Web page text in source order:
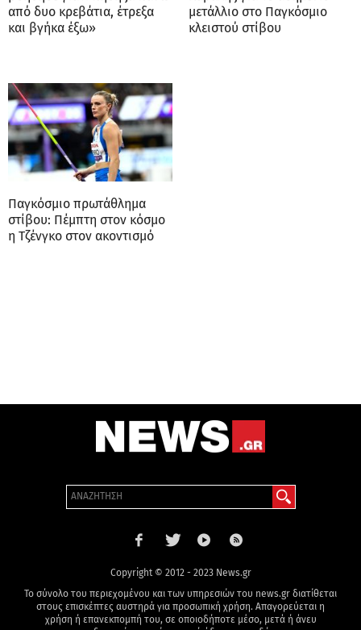
από δυο κρεβάτια, έτρεξα
και βγήκα έξω»
μετάλλιο στο Παγκόσμιο
κλειστού στίβου
Παγκόσμιο πρωτάθλημα
στίβου: Πέμπτη στον κόσμο
η Τζένγκο στον ακοντισμό
Copyright © 2012 - 2023 News.gr
Το σύνολο του περιεχομένου και των υπηρεσιών του news.gr διατίθεται
στους επισκέπτες αυστηρά για προσωπική χρήση. Απαγορεύεται η
χρήση ή επανεκπομπή του, σε οποιοδήποτε μέσο, μετά ή άνευ